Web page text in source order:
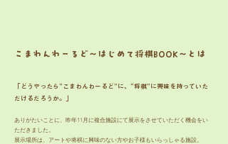
​こまわんわーるど～はじめて将棋BOOK～とは
「どうやったら“こまわんわーるど”に、“将棋”に興味を持っていた
だけるだろうか。」
ありがたいことに、昨年11月に複合施設にて展示をさせていただく機会をい
ただきました。
展示場所は、アートや将棋に興味のない方やお子様もいらっしゃる施設。